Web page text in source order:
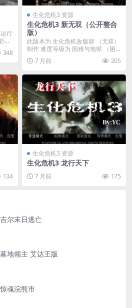
行
须
348
生化危机3 资源
生化危机3 新无双（公开整合
版）
此版本为 生化危机改版群 （无双）
制作 难度等级为 困难与地狱 （困
难模式已修改...
7 月前 205
134
生化危机3 资源
生化危机3 龙行天下
7 月前 175
尔末日逃亡
地领主 艾达王版
魂浣熊市